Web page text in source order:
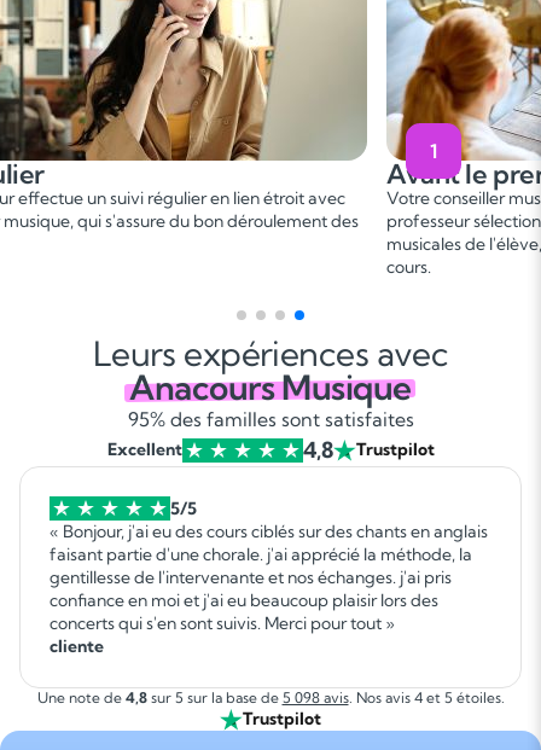
cours
musique vous met en relation avec un
en fonction des besoins et aspirations
2
Pendant le
Ce 1ercours
besoins. On fixe
programme
gagnant !
Leurs expériences avec
Anacours Musique
95% des familles sont satisfaites
Excellent 4,8 Trustpilot
5/5
« Bonjour, j'ai eu des cours ciblés sur des chants en anglais
faisant partie d'une chorale. j'ai apprécié la méthode, la
gentillesse de l'intervenante et nos échanges. j'ai pris
confiance en moi et j'ai eu beaucoup plaisir lors des
concerts qui s'en sont suivis. Merci pour tout »
cliente
Une note de 4,8sur 5 sur la base de 5 098 avis. Nos avis 4 et 5 étoiles.
Trustpilot